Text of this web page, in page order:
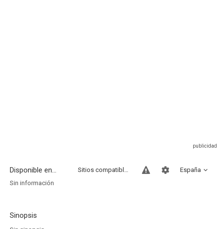
Disponible en... España
Sitios compatibles
Sin información
Sinopsis